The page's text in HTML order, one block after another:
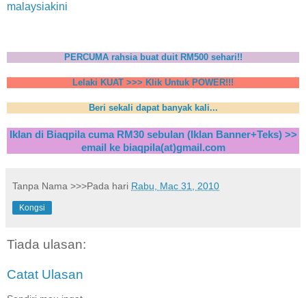
malaysiakini
PERCUMA rahsia buat duit RM500 sehari!!
Lelaki KUAT >>> Klik Untuk POWER!!!
Beri sekali dapat banyak kali...
Iklan di Biaqpila cuma RM30 sebulan (Iklan Banner+Teks) >>
email ke biaqpila(at)gmail.com
Tanpa Nama >>>Pada hari Rabu, Mac 31, 2010
Kongsi
Tiada ulasan:
Catat Ulasan